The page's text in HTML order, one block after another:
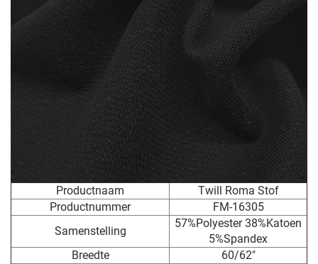
Productnaam
Twill Roma Stof
Productnummer
FM-16305
Samenstelling
57%Polyester 38%Katoen
5%Spandex
Breedte
60/62"